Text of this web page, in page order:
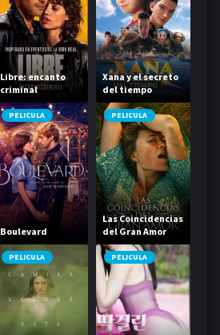
Libre: encanto
criminal
Xana y el secreto
del tiempo
PELICULA
Boulevard
PELICULA
Las Coincidencias
del Gran Amor
PELICULA PELICULA